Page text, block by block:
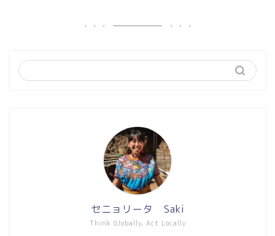
Think Globally, Act Locally
セニョリータ Saki